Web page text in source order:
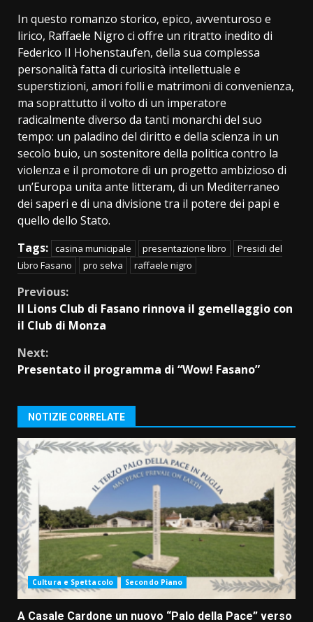
In questo romanzo storico, epico, avventuroso e
lirico, Raffaele Nigro ci offre un ritratto inedito di
Federico II Hohenstaufen, della sua complessa
personalità fatta di curiosità intellettuale e
superstizioni, amori folli e matrimoni di convenienza,
ma soprattutto il volto di un imperatore
radicalmente diverso da tanti monarchi del suo
tempo: un paladino del diritto e della scienza in un
secolo buio, un sostenitore della politica contro la
violenza e il promotore di un progetto ambizioso di
un’Europa unita ante litteram, di un Mediterraneo
dei saperi e di una divisione tra il potere dei papi e
quello dello Stato.
Tags: casina municipale presentazione libro
Presidi del
Libro Fasano
pro selva raffaele nigro
Continue
Reading
Previous:
Il Lions Club di Fasano rinnova il gemellaggio con
il Club di Monza
Next:
Presentato il programma di “Wow! Fasano”
NOTIZIE CORRELATE
Cultura e Spettacolo Secondo Piano
A Casale Cardone un nuovo “Palo della Pace” verso